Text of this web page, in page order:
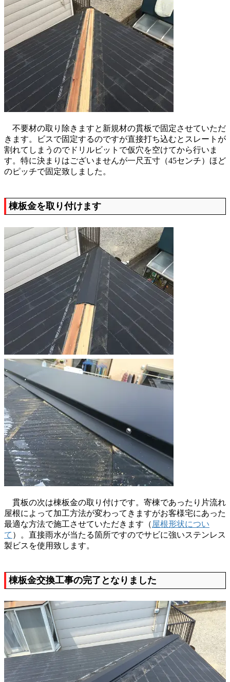
不要材の取り除きますと新規材の貫板で固定させていただ
きます。ビスで固定するのですが直接打ち込むとスレートが
割れてしまうのでドリルビットで仮穴を空けてから行いま
す。特に決まりはございませんが一尺五寸（45センチ）ほど
のピッチで固定致しました。
棟板金を取り付けます
貫板の次は棟板金の取り付けです。寄棟であったり片流れ
屋根によって加工方法が変わってきますがお客様宅にあった
最適な方法で施工させていただきます（ 屋根形状につい
て ）。直接雨水が当たる箇所ですのでサビに強いステンレス
製ビスを使用致します。
棟板金交換工事の完了となりました